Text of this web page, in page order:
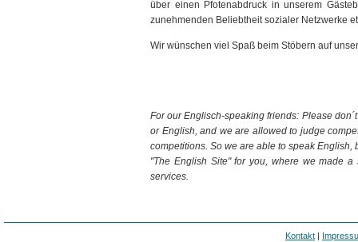
über einen Pfotenabdruck in unserem
zunehmenden Beliebtheit sozialer Netzwerke
Wir wünschen viel Spaß beim Stöbern auf
For our Englisch-speaking friends: Please
or English, and we are allowed to judge
competitions. So we are able to speak English,
"The English Site" for you, where we made
services.
Kontakt |